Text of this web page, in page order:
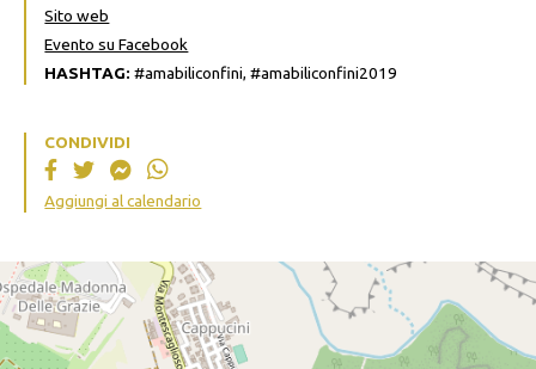
Sito web
Evento su Facebook
HASHTAG: #amabiliconfini, #amabiliconfini2019
CONDIVIDI
Aggiungi al calendario